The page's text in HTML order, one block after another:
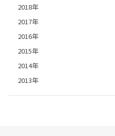
2018年
2017年
2016年
2015年
2014年
2013年